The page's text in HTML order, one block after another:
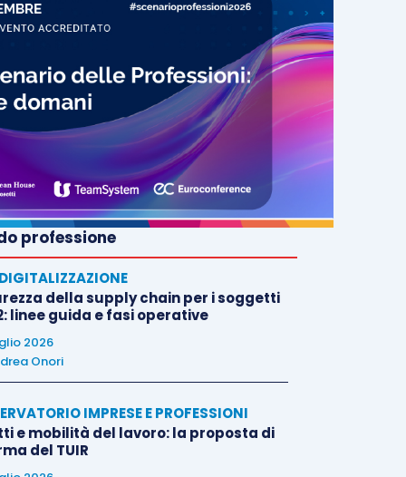
professione
della supply chain per i soggetti
linee guida e fasi operative
2026
Onori
IMPRESE E PROFESSIONI
e mobilità del lavoro: la proposta di
del TUIR